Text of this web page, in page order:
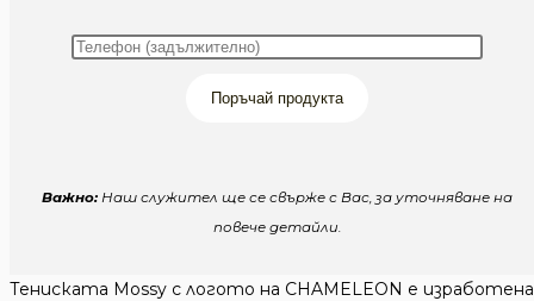
Поръчай продукта
Важно:Наш служител ще се свърже с Вас, за уточняване на
повече детайли.
Тениската Mossy с логото на CHAMELEON е изработена